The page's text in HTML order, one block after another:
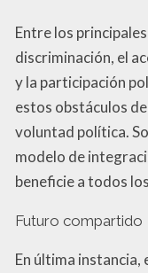
Entre los
discriminación, el
y la participación
estos obstáculos
voluntad política.
modelo de
beneficie a todos
Futuro compartido
En última instancia,